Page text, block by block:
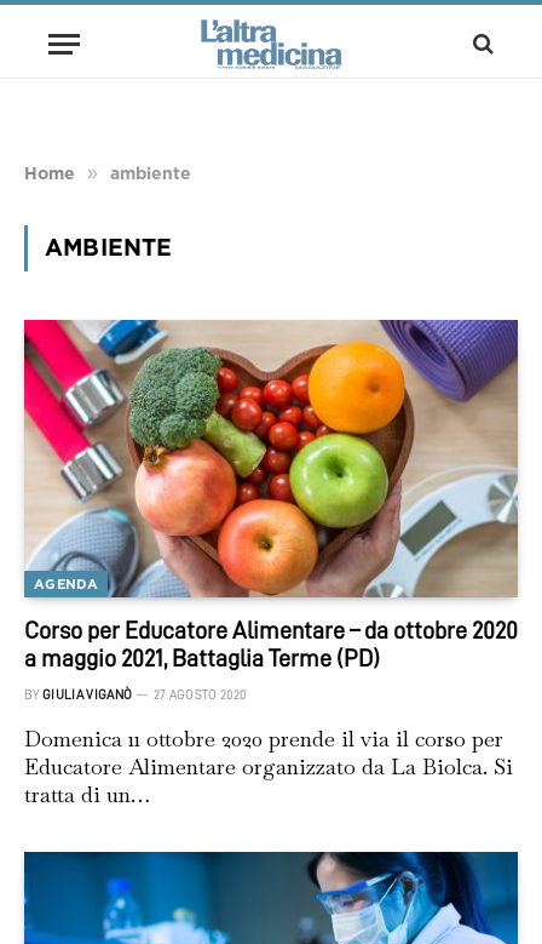
Home » ambiente
AMBIENTE
AGENDA
Corso per Educatore Alimentare – da ottobre 2020
a maggio 2021, Battaglia Terme (PD)
BY GIULIA VIGANÒ 27 AGOSTO 2020
Domenica 11 ottobre 2020 prende il via il corso per
Educatore Alimentare organizzato da La Biolca. Si
tratta di un…